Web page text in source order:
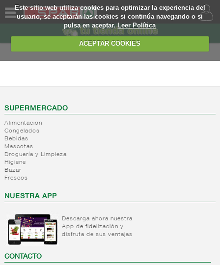
Este sitio web utiliza cookies para optimizar la experiencia del
usuario, se aceptarán las cookies si continúa navegando o si
pulsa en aceptar.Leer Política
ACEPTAR COOKIES
SOMOS
WEB
EJEMPLO
corporal
Higiene
corporal
Higiene
capilar
Higiene
capilar
Fijacion
Tratamiento
Cuidado
manos
Cuidado
Productos
Cuidado
Depilatorios
Desodorantes
+
Desodorantes
Desodorantes
hombre
Colonias
familiares
frasco
Higiene
bucal
+
Higiene
bucal
SUPERMERCADO
Alimentacion
Congelados
Bebidas
Mascotas
Droguería y Limpieza
Higiene
Bazar
Frescos
NUESTRA APP
Descarga ahora nuestra
App de fidelización y
disfruta de sus ventajas
CONTACTO